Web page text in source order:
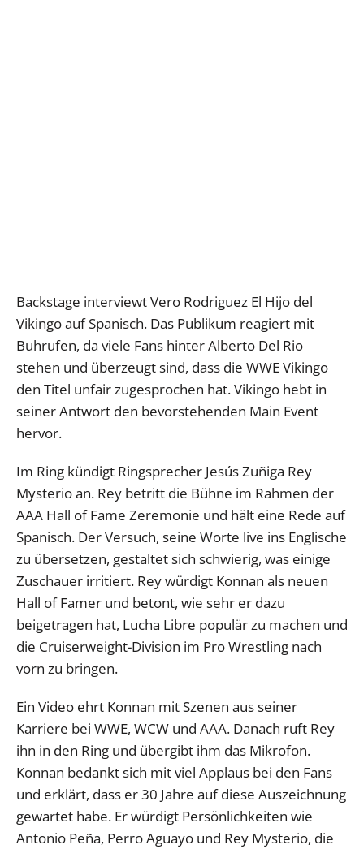
Backstage interviewt Vero Rodriguez El Hijo del
Vikingo auf Spanisch. Das Publikum reagiert mit
Buhrufen, da viele Fans hinter Alberto Del Rio
stehen und überzeugt sind, dass die WWE Vikingo
den Titel unfair zugesprochen hat. Vikingo hebt in
seiner Antwort den bevorstehenden Main Event
hervor.
Im Ring kündigt Ringsprecher Jesús Zuñiga Rey
Mysterio an. Rey betritt die Bühne im Rahmen der
AAA Hall of Fame Zeremonie und hält eine Rede auf
Spanisch. Der Versuch, seine Worte live ins Englische
zu übersetzen, gestaltet sich schwierig, was einige
Zuschauer irritiert. Rey würdigt Konnan als neuen
Hall of Famer und betont, wie sehr er dazu
beigetragen hat, Lucha Libre populär zu machen und
die Cruiserweight-Division im Pro Wrestling nach
vorn zu bringen.
Ein Video ehrt Konnan mit Szenen aus seiner
Karriere bei WWE, WCW und AAA. Danach ruft Rey
ihn in den Ring und übergibt ihm das Mikrofon.
Konnan bedankt sich mit viel Applaus bei den Fans
und erklärt, dass er 30 Jahre auf diese Auszeichnung
gewartet habe. Er würdigt Persönlichkeiten wie
Antonio Peña, Perro Aguayo und Rey Mysterio, die